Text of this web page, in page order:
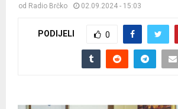
od Radio Brčko 02.09.2024 - 15:03
PODIJELI 0